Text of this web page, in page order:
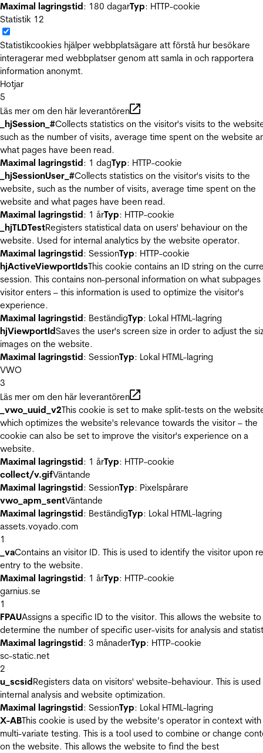
Maximal lagringstid: 180 dagarTyp: HTTP-cookie
Statistik 12
Statistikcookies hjälper webbplatsägare att förstå hur besökare
interagerar med webbplatser genom att samla in och rapportera
information anonymt.
Hotjar
5
Läs mer om den här leverantören
_hjSession_#Collects statistics on the visitor's visits to the
such as the number of visits, average time spent on the website
what pages have been read.
Maximal lagringstid: 1 dagTyp: HTTP-cookie
_hjSessionUser_#Collects statistics on the visitor's visits to the
website, such as the number of visits, average time spent on the
website and what pages have been read.
Maximal lagringstid: 1 årTyp: HTTP-cookie
_hjTLDTestRegisters statistical data on users' behaviour on the
website. Used for internal analytics by the website operator.
Maximal lagringstid: SessionTyp: HTTP-cookie
hjActiveViewportIdsThis cookie contains an ID string on the
session. This contains non-personal information on what
visitor enters – this information is used to optimize the visitor's
experience.
Maximal lagringstid: BeständigTyp: Lokal HTML-lagring
hjViewportIdSaves the user's screen size in order to adjust the
images on the website.
Maximal lagringstid: SessionTyp: Lokal HTML-lagring
VWO
3
Läs mer om den här leverantören
_vwo_uuid_v2This cookie is set to make split-tests on the
which optimizes the website's relevance towards the visitor – the
cookie can also be set to improve the visitor's experience on a
website.
Maximal lagringstid: 1 årTyp: HTTP-cookie
collect/v.gifVäntande
Maximal lagringstid: SessionTyp: Pixelspårare
vwo_apm_sentVäntande
Maximal lagringstid: BeständigTyp: Lokal HTML-lagring
assets.voyado.com
1
_vaContains an visitor ID. This is used to identify the visitor upon
entry to the website.
Maximal lagringstid: 1 årTyp: HTTP-cookie
garnius.se
1
FPAUAssigns a specific ID to the visitor. This allows the website to
determine the number of specific user-visits for analysis and
Maximal lagringstid: 3 månaderTyp: HTTP-cookie
sc-static.net
2
u_scsidRegisters data on visitors' website-behaviour. This is
internal analysis and website optimization.
Maximal lagringstid: SessionTyp: Lokal HTML-lagring
X-ABThis cookie is used by the website’s operator in context with
multi-variate testing. This is a tool used to combine or change
on the website. This allows the website to find the best